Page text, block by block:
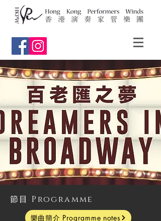
​節目 Programme
樂曲簡介 Programme notes